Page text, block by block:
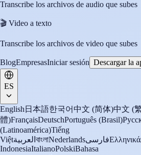
Transcribe los archivos de audio que subes
🎬 Video a texto
Transcribe los archivos de video que subes
BlogEmpresasIniciar sesión Descargar la
ES
English 日本語한국어中文 (简体)中文 (
體)FrançaisDeutschPortuguês (Brasil)
(Latinoamérica)Tiếng
Việtالعربية বাংলাNederlandsفارسیΕλληνικά
IndonesiaItalianoPolskiBahasa